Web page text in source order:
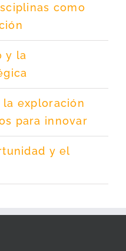
como
y la
la exploración
para innovar
y el